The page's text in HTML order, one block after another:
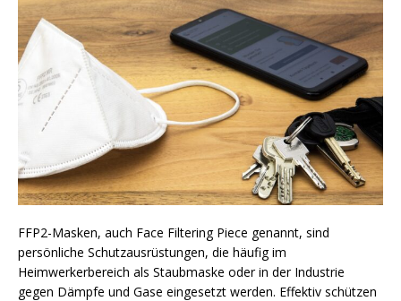
FFP2-Masken, auch Face Filtering Piece genannt, sind
persönliche Schutzausrüstungen, die häufig im
Heimwerkerbereich als Staubmaske oder in der Industrie
gegen Dämpfe und Gase eingesetzt werden. Effektiv schützen